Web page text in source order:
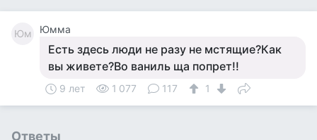
Юм Юмма
Есть здесь люди не разу не мстящие?Как
вы живете?Во ваниль ща попрет!!
9 лет 1 077 117 1
Ответы